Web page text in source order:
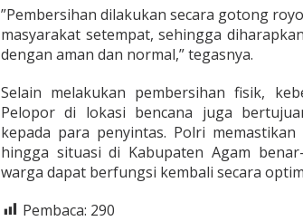
n
g
a
i
i
g
a
m
​”Pembersihan dilakukan secara gotong
masyarakat setempat, sehingga
dengan aman dan normal,” tegasnya.
​Selain melakukan pembersihan fisik,
Pelopor di lokasi bencana juga
kepada para penyintas. Polri
hingga situasi di Kabupaten Agam
warga dapat berfungsi kembali secara
Pembaca: 290